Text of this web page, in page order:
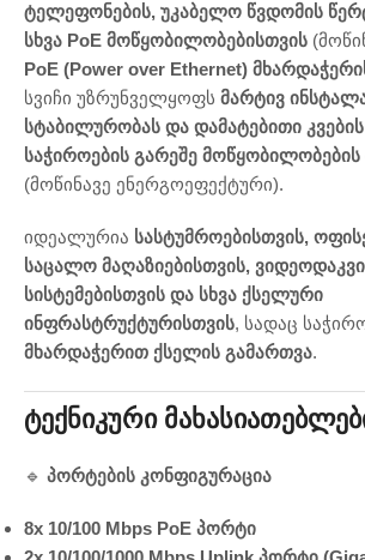
ტელეფონების, უკაბელო წვდომის
სხვა PoE მოწყობილობებისთვის
PoE (Power over Ethernet)
სვიჩი უზრუნველყოფს მარტივ
სტაბილურობას და დამატებითი
საჭიროების გარეშე მოწყობილობების
(მოწინავე ენერგოეფექტური).
იდეალურია სასტუმროებისთვის,
საცალო მაღაზიებისთვის,
სისტემებისთვის და სხვა ქსელური
ინფრასტრუქტურისთვის, სადაც
მხარდაჭერით ქსელის გამართვა.
Ტექნიკური
🔹 პორტების კონფიგურაცია
8x 10/100 Mbps PoE პორტი